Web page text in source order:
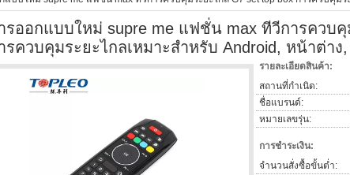
รออกแบบใหม่ supre me แฟชั่น max ทีวีการควบคุ
รควบคุมระยะไกลเหมาะสำหรับ Android, หน้าต่าง
รายละเอียดสินค้า:
สถานที่กำเนิด:
ชื่อแบรนด์:
หมายเลขรุ่น:
การชำระเงิน:
จำนวนสั่งซื้อขั้นต่ำ: